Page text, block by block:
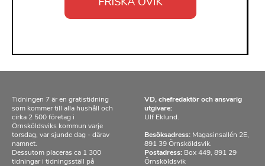
Tidningen 7 är en gratistidning
som kommer till alla hushåll och
cirka 2 500 företag i
Örnsköldsviks kommun varje
torsdag, var sjunde dag - därav
namnet.
Dessutom placeras ca 1 300
tidningar i tidningsställ på
VD, chefredaktör och ansvarig
utgivare:
Ulf Eklund.
Besöksadress: Magasinsallén 2E,
891 39 Örnsköldsvik.
Postadress: Box 449, 891 29
Örnsköldsvik